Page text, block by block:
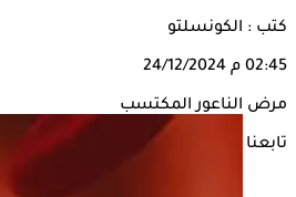
كتب : الكونسلتو
02:45 م 24/12/2024
مرض الناعور المكتسب
تابعنا على